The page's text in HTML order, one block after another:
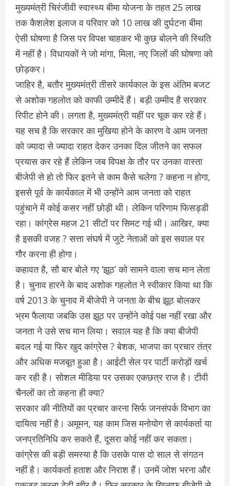
मुख्यमंत्री चिरंजीवी स्वास्थ्य बीमा योजना के तहत 25 लाख
तक कैशलेश इलाज व परिवार को 10 लाख की दुर्घटना बीमा
ऐसी घोषणा है जिस पर विपक्ष चाहकर भी कुछ बोलने की स्थिति
में नहीं है। विधायकों ने जो मांगा, मिला, नए जिलों की घोषणा को
छोड़कर।
जाहिर है, बतौर मुख्यमंत्री तीसरे कार्यकाल के इस अंतिम बजट
से अशोक गहलोत को काफी उम्मीदें हैं। बड़ी उम्मीद है सरकार
रिपीट होने की। लगता है, मुख्यमंत्री यहीं पर चूक कर रहे हैं।
यह सच है कि सरकार का मुखिया होने के कारण वे आम जनता
को ज्यादा से ज्यादा राहत देकर उनका दिल जीतने का सफल
प्रयास कर रहे हैं लेकिन जब विपक्ष के तौर पर उनका वास्ता
बीजेपी से हो तो फिर इतने से काम कैसे चलेगा ? कहना न होगा,
इससे पूर्व के कार्यकाल में भी उन्होंने आम जनता को राहत
पहुंचाने में कोई कसर नहीं छोड़ी थी। लेकिन परिणाम फिसड्डी
रहा। कांग्रेस महज 21 सीटों पर सिमट गई थी। आखिर, क्या
है इसकी वजह ? सत्ता संघर्ष में जुटे नेताओं को इस सवाल पर
गौर करना ही होगा।
कहावत है, सौ बार बोले गए ‘झूठ’ को सामने वाला सच मान लेता
है। चुनाव हारने के बाद अशोक गहलोत ने स्वीकार किया था कि
वर्ष 2013 के चुनाव में बीजेपी ने जनता के बीच झूठ बोलकर
भ्रम फैलाया जबकि उस झूठ पर उन्होंने कोई पक्ष नहीं रखा और
जनता ने उसे सच मान लिया। सवाल यह है कि क्या बीजेपी
बदल गई या फिर खुद कांग्रेस ? बेशक, भाजपा का प्रचार तंत्र
और अधिक मजबूत हुआ है। आईटी सेल पर पार्टी करोड़ों खर्च
कर रही है। सोशल मीडिया पर उसका एकछत्र राज है। टीवी
चैनलों का तो कहना ही क्या?
सरकार की नीतियों का प्रचार करना सिर्फ जनसंपर्क विभाग का
दायित्व नहीं है। अमूमन, यह काम जिस मनोयोग से कार्यकर्ता या
जनप्रतिनिधि कर सकते हैं, दूसरा कोई नहीं कर सकता।
कांग्रेस की बड़ी समस्या है कि उसके पास दो साल से संगठन
नहीं है। कार्यकर्ता हताश और निराश हैं। उनमें जोश भरना और